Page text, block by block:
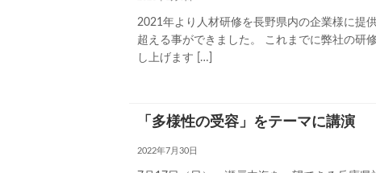
2021年より人材研修を長野県内の企業様に提
超える事ができました。 これまでに弊社の研
し上げます […]
「多様性の受容」をテーマに講演
2022年7月30日